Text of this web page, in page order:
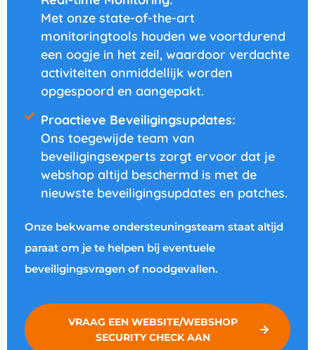
Met onze state-of-the-art
monitoringtools houden we voortdurend
een oogje in het zeil, waardoor verdachte
activiteiten onmiddellijk worden
opgespoord en aangepakt.
Proactieve Beveiligingsupdates:
Ons toegewijde team van
beveiligingsexperts zorgt ervoor dat je
webshop altijd beschermd is met de
nieuwste beveiligingsupdates en patches.
Onze bekwame ondersteuningsteam staat altijd
paraat om je te helpen bij eventuele
beveiligingsvragen of noodgevallen.
VRAAG EEN WEBSITE/WEBSHOP
SECURITY CHECK AAN